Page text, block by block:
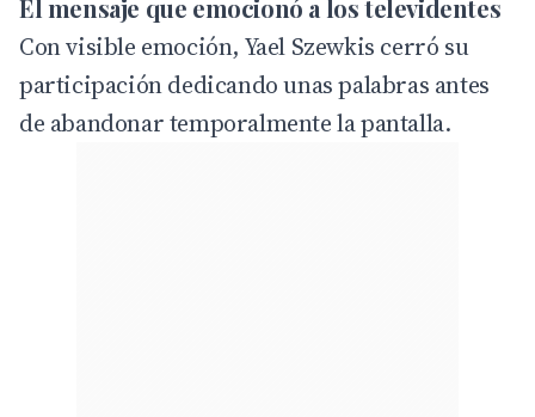
El mensaje que emocionó a los televidentes
Con visible emoción, Yael Szewkis cerró su
participación dedicando unas palabras antes
de abandonar temporalmente la pantalla.